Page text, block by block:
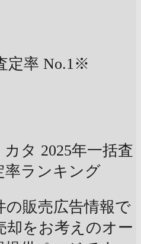
定率 No.1※
タ 2025年一括査
率ランキング
の販売広告情報で
却をお考えのオー